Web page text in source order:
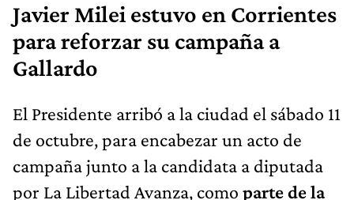
Javier Milei estuvo en Corrientes
para reforzar su campaña a
Gallardo
El Presidente arribó a la ciudad el sábado 11
de octubre, para encabezar un acto de
campaña junto a la candidata a diputada
por La Libertad Avanza, como parte de la